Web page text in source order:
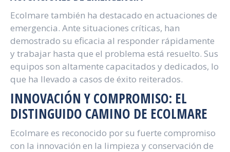
Ecolmare también ha destacado en actuaciones de
emergencia. Ante situaciones críticas, han
demostrado su eficacia al responder rápidamente
y trabajar hasta que el problema está resuelto. Sus
equipos son altamente capacitados y dedicados, lo
que ha llevado a casos de éxito reiterados.
INNOVACIÓN Y COMPROMISO: EL
DISTINGUIDO CAMINO DE ECOLMARE
Ecolmare es reconocido por su fuerte compromiso
con la innovación en la limpieza y conservación de